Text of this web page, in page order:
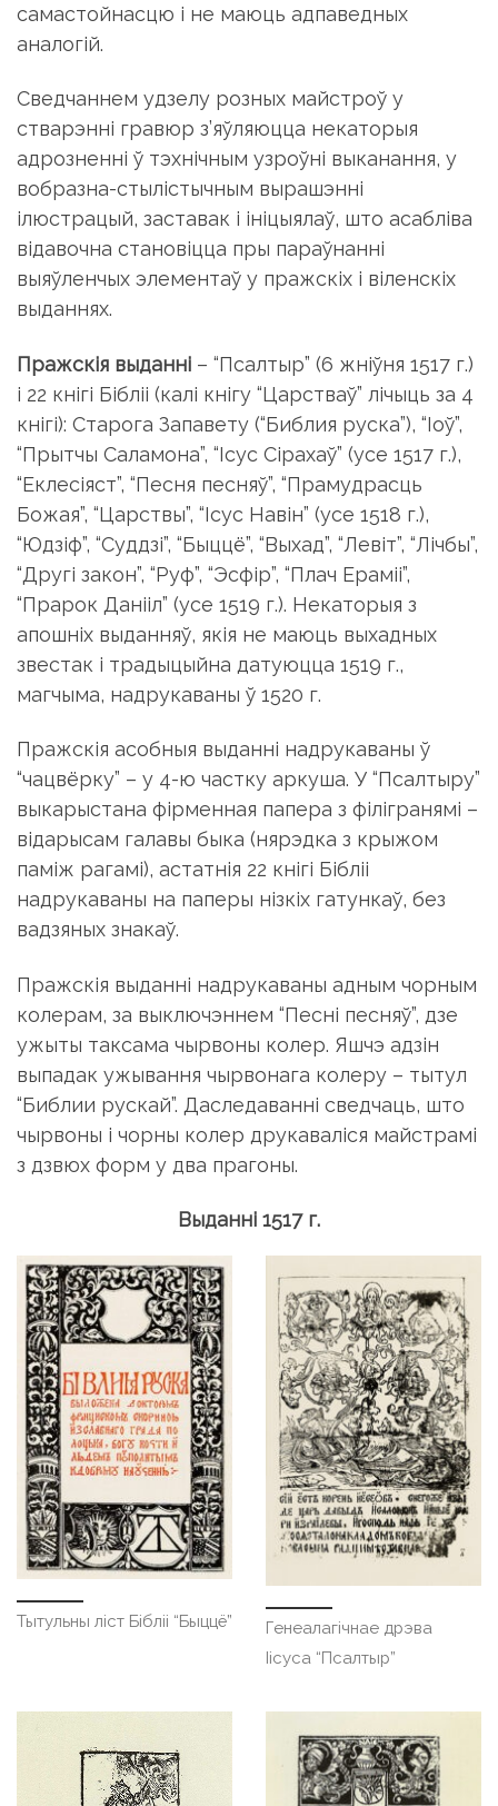
самастойнасцю і не маюць адпаведных
аналогій.
Сведчаннем удзелу розных майстроў у
стварэнні гравюр з’яўляюцца некаторыя
адрозненні ў тэхнічным узроўні выканання, у
вобразна-стылістычным вырашэнні
ілюстрацый, заставак і ініцыялаў, што асабліва
відавочна становіцца пры параўнанні
выяўленчых элементаў у пражскіх і віленскіх
выданнях.
Пражскія выданні – “Псалтыр” (6 жніўня 1517 г.)
і 22 кнігі Бібліі (калі кнігу “Царстваў” лічыць за 4
кнігі): Старога Запавету (“Библия руска”), “Іоў”,
“Прытчы Саламона”, “Ісус Сірахаў” (усе 1517 г.),
“Еклесіяст”, “Песня песняў”, “Прамудрасць
Божая”, “Царствы”, “Ісус Навін” (усе 1518 г.),
“Юдзіф”, “Суддзі”, “Быццё”, “Выхад”, “Левіт”, “Лічбы”,
“Другі закон”, “Руф”, “Эсфір”, “Плач Ераміі”,
“Прарок Данііл” (усе 1519 г.). Некаторыя з
апошніх выданняў, якія не маюць выхадных
звестак і традыцыйна датуюцца 1519 г.,
магчыма, надрукаваны ў 1520 г.
Пражскія асобныя выданні надрукаваны ў
“чацвёрку” – у 4-ю частку аркуша. У “Псалтыру”
выкарыстана фірменная папера з філігранямі –
відарысам галавы быка (нярэдка з крыжом
паміж рагамі), астатнія 22 кнігі Бібліі
надрукаваны на паперы нізкіх гатункаў, без
вадзяных знакаў.
Пражскія выданні надрукаваны адным чорным
колерам, за выключэннем “Песні песняў”, дзе
ужыты таксама чырвоны колер. Яшчэ адзін
выпадак ужывання чырвонага колеру – тытул
“Библии рускай”. Даследаванні сведчаць, што
чырвоны і чорны колер друкаваліся майстрамі
з дзвюх форм у два прагоны.
Выданні 1517 г.
Тытульны ліст Бібліі “Быццё”
Генеалагічнае дрэва
Іісуса “Псалтыр”